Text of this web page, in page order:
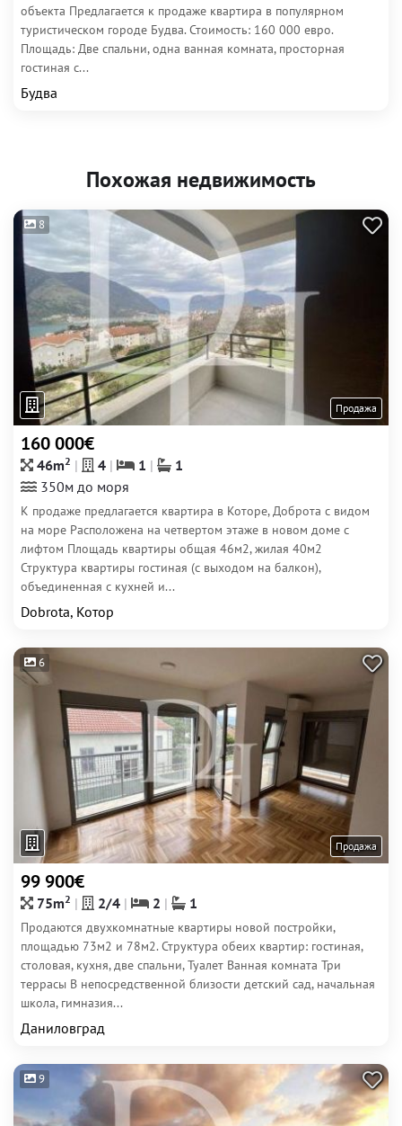
объекта Предлагается к продаже квартира в популярном
туристическом городе Будва. Стоимость: 160 000 евро.
Площадь: Две спальни, одна ванная комната, просторная
гостиная с...
Будва
Похожая недвижимость
8
Продажа
160 000€
46m2 4 1
1
350м до моря
К продаже предлагается квартира в Которе, Доброта с видом
на море Расположена на четвертом этаже в новом доме с
лифтом Площадь квартиры общая 46м2, жилая 40м2
Структура квартиры гостиная (с выходом на балкон),
объединенная с кухней и...
Dobrota, Котор
6
Продажа
99 900€
75m2 2/4 2 1
Продаются двухкомнатные квартиры новой постройки,
площадью 73м2 и 78м2. Структура обеих квартир: гостиная,
столовая, кухня, две спальни, Туалет Ванная комната Три
террасы В непосредственной близости детский сад, начальная
школа, гимназия...
Даниловград
9